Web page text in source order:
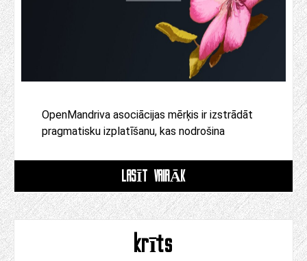
OpenMandriva asociācijas mērķis ir izstrādāt
pragmatisku izplatīšanu, kas nodrošina
LASĪT VAIRĀK
krīts